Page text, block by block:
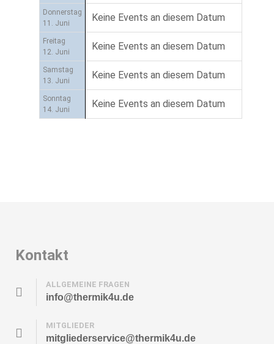
Donnerstag
11. Juni
Keine Events an diesem Datum
Freitag
12. Juni
Keine Events an diesem Datum
Samstag
13. Juni
Keine Events an diesem Datum
Sonntag
14. Juni
Keine Events an diesem Datum
Kontakt
ALLGEMEINE FRAGEN
info@thermik4u.de
MITGLIEDER
mitgliederservice@thermik4u.de